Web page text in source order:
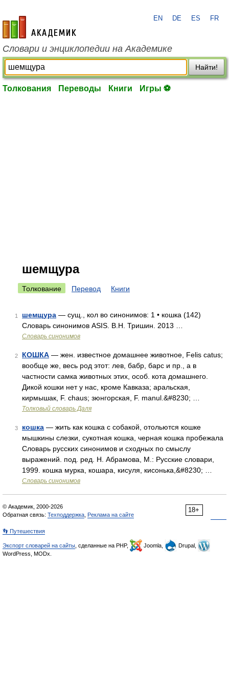
academic.ru
EN DE ES FR
Словари и энциклопедии на Академике
Найти!
Толкования Переводы Книги Игры ⚽
шемщура
Толкование Перевод Книги
1 шемщура — сущ., кол во синонимов: 1 • кошка (142)
Словарь синонимов ASIS. В.Н. Тришин. 2013 …
Словарь синонимов
2 КОШКА — жен. известное домашнее животное, Felis catus;
вообще же, весь род этот: лев, бабр, барс и пр., а в
частности самка животных этих, особ. кота домашнего.
Дикой кошки нет у нас, кроме Кавказа; аральская,
кирмышак, F. chaus; зюнгорская, F. manul.&#8230; …
Толковый словарь Даля
3 кошка — жить как кошка с собакой, отольются кошке
мышкины слезки, сукотная кошка, черная кошка пробежала
Словарь русских синонимов и сходных по смыслу
выражений. под. ред. Н. Абрамова, М.: Русские словари,
1999. кошка мурка, кошара, кисуля, кисонька,&#8230; …
Словарь синонимов
18+
© Академик, 2000-2026
Обратная связь: Техподдержка Реклама на сайте
👣 Путешествия
Экспорт словарей на сайты , сделанные на PHP, Joomla,
Drupal,
WordPress, MODx.